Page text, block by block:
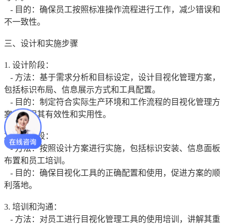
- 目的：确保员工按照标准操作流程进行工作，减少错误和
不一致性。
三、设计和实施步骤
1. 设计阶段：
- 方法：基于需求分析和目标设定，设计目视化管理方案，
包括标识布局、信息展示方式和工具配置。
- 目的：制定符合实际生产环境和工作流程的目视化管理方
案，确保其有效性和实用性。
2. 实施阶段：
- 方法：按照设计方案进行实施，包括标识安装、信息面板
布置和员工培训。
- 目的：确保目视化工具的正确配置和使用，促进方案的顺
利落地。
3. 培训和沟通：
- 方法：对员工进行目视化管理工具的使用培训，讲解其重